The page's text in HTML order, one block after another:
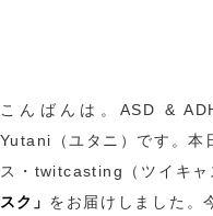
こんばんは。ASD &
Yutani（ユタニ）です。本
ス・twitcasting（ツイキャ
スク」 をお届けしました。